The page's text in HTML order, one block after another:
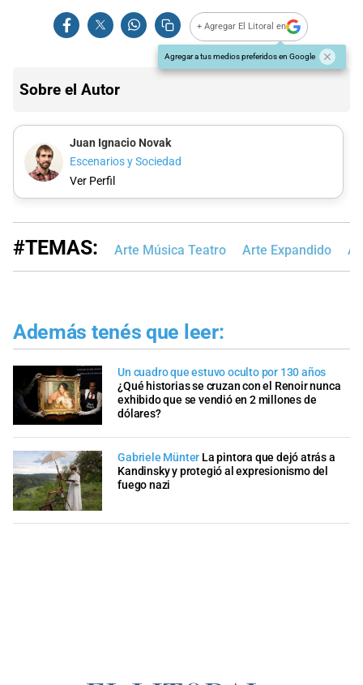
+ Agregar El Litoral en
Agregar a tus medios preferidos en Google
Sobre el Autor
Juan Ignacio Novak
Escenarios y Sociedad
Ver Perfil
#TEMAS: Arte Música Teatro Arte Expandido
Además tenés que leer:
Un cuadro que estuvo oculto por 130 años
¿Qué historias se cruzan con el Renoir nunca
exhibido que se vendió en 2 millones de
dólares?
Gabriele Münter La pintora que dejó atrás a
Kandinsky y protegió al expresionismo del
fuego nazi